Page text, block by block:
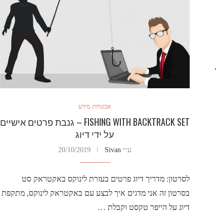
אבטחת מידע
FISHING WITH BACKTRACK SET – גנבת פרטים אישיים
על ידי דיוג
ע״י Sivan
20/10/2019
לסרטון: מדריך דיוג פרטים בעזרת לינוקס באקטראק סט
בסרטון זה אני מדגים איך לבצע עם באקטראק לינוקס, מתקפת
דיוג על הייפר טקסט וקבלת …